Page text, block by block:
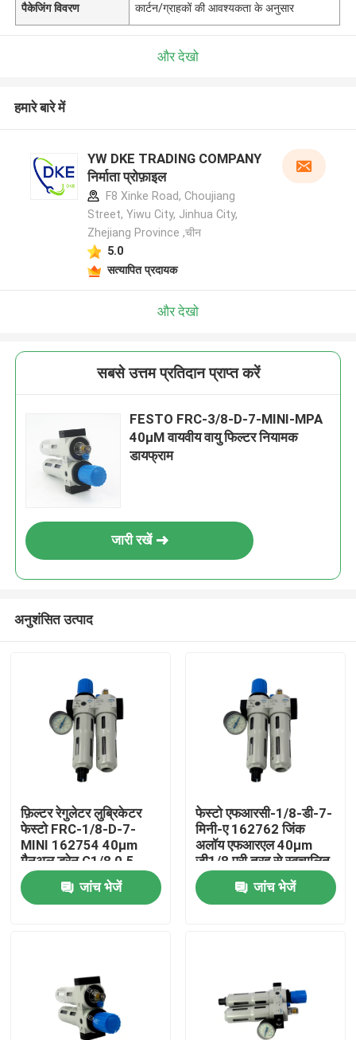
पैकेजिंग विवरण कार्टन/ग्राहकों की आवश्यकता के अनुसार
और देखो
हमारे बारे में
YW DKE TRADING COMPANY
निर्माता प्रोफ़ाइल
F8 Xinke Road, Choujiang
Street, Yiwu City, Jinhua City,
Zhejiang Province ,चीन
5.0
सत्यापित प्रदायक
और देखो
सबसे उत्तम प्रतिदान प्राप्त करें
FESTO FRC-3/8-D-7-MINI-MPA
40μM वायवीय वायु फिल्टर नियामक
डायफ्राम
जारी रखें
अनुशंसित उत्पाद
फ़िल्टर रेगुलेटर लुब्रिकेटर
फेस्टो FRC-1/8-D-7-
MINI 162754 40µm
मैनुअल ड्रेन G1/8 0.5-
7bar 800L/min गेज के
साथ डाई कास्ट जिंक
जांच भेजें
फेस्टो एफआरसी-1/8-डी-7-
मिनी-ए 162762 जिंक
अलॉय एफआरएल 40µm
जी1/8 पूरी तरह से स्वचालित
ड्रेन 0.5-7बार प्रेशर गेज के
साथ
जांच भेजें